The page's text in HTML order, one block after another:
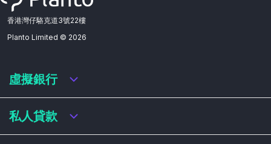
香港灣仔駱克道3號22樓
Planto Limited © 2026
虛擬銀行
虛擬銀行迎新優惠
虛擬銀行存款利率比較
私人貸款